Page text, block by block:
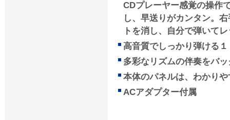
CDプレーヤー感覚の操作
し、早送りがカンタン。
トを消し、自分で弾いて
高音質でしっかり弾ける
多彩なリズムの伴奏をバ
本体のパネルは、わかり
ACアダプター付属